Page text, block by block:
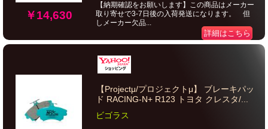
￥14,630
【納期確認をお願いします】この商品はメーカー
取り寄せで3-7日後の入荷発送になります。 但
しメーカー欠品...
詳細はこちら
【Projectμ/プロジェクトμ】 ブレーキパッ
ド RACING-N+ R123 トヨタ クレスタ/...
ビゴラス